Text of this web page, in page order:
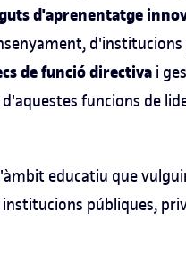
d'aprenentatge
de funció directiva i
funcions de
educatiu que
públiques,